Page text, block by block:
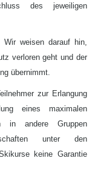
des jeweiligen
Wir weisen darauf hin,
verloren geht und der
übernimmt.
zur Erlangung
eines maximalen
in andere Gruppen
unter den
keine Garantie